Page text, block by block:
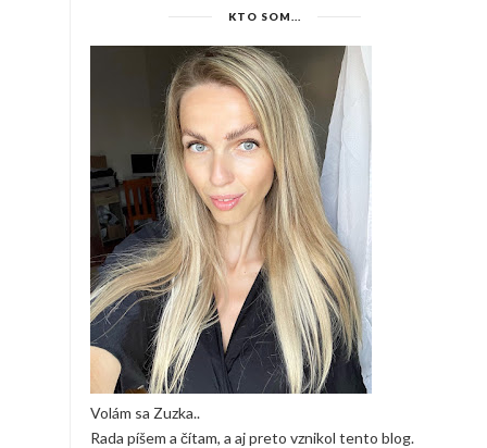
KTO SOM...
Volám sa Zuzka..
Rada píšem a čítam, a aj preto vznikol tento blog.